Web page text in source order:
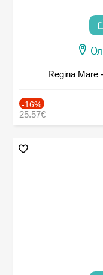
Regina Mare
-16%
25.57€